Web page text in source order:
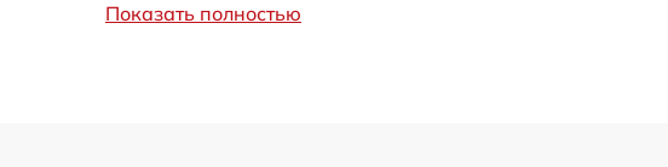
Показать полностью